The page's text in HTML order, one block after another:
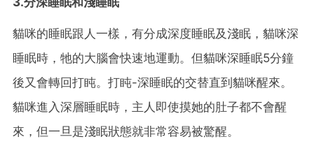
貓咪的睡眠跟人一樣，有分成深度睡眠及淺眠，貓咪深
睡眠時，牠的大腦會快速地運動。但貓咪深睡眠5分鐘
後又會轉回打盹。打盹-深睡眠的交替直到貓咪醒來。
貓咪進入深層睡眠時，主人即使摸她的肚子都不會醒
來，但一旦是淺眠狀態就非常容易被驚醒。